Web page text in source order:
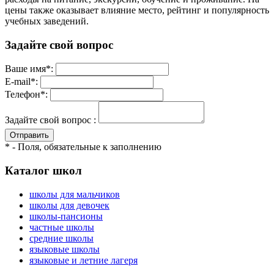
цены также оказывает влияние место, рейтинг и популярность
учебных заведений.
Задайте свой вопрос
Ваше имя*:
E-mail*:
Телефон*:
Задайте свой вопрос :
Отправить
* - Поля, обязательные к заполнению
Каталог школ
школы для мальчиков
школы для девочек
школы-пансионы
частные школы
средние школы
языковые школы
языковые и летние лагеря